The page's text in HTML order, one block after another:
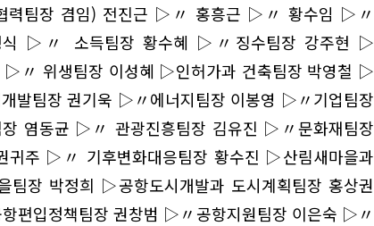
력팀장 겸임) 전진근 ▷〃 홍흥근 ▷〃 황수임 ▷〃
식 ▷〃 소득팀장 황수혜 ▷〃징수팀장 강주현 ▷
▷〃 위생팀장 이성혜 ▷인허가과 건축팀장 박영철 ▷
발팀장 권기욱 ▷〃에너지팀장 이봉영 ▷〃기업팀장
염동균 ▷〃 관광진흥팀장 김유진 ▷〃문화재팀장
귀주 ▷〃 기후변화대응팀장 황수진 ▷산림새마을과
장 박정희 ▷공항도시개발과 도시계획팀장 홍상권
편입정책팀장 권창범 ▷〃공항지원팀장 이은숙 ▷〃